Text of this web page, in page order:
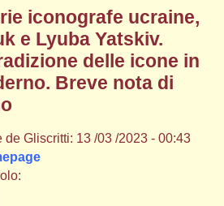
iconografe ucraine,
e Lyuba Yatskiv.
delle icone in
Breve nota di
Gliscritti: 13 /03 /2023 - 00:43